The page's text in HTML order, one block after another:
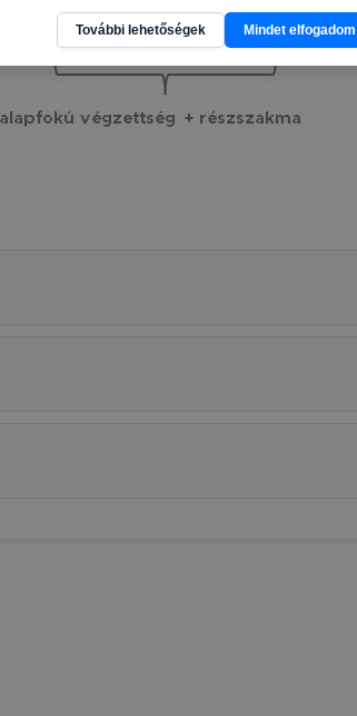
hogyan használja Ön a
honlap melyik részeit látogatja, vagy
hogyan biztosítsunk Önnek még jobb
oldalunkat, honlap fejlesztése.
a cookie-kat? Minden modern
További lehetőségek Mindet elfogadom